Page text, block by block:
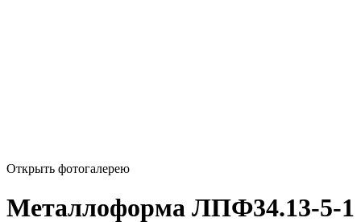
Открыть фотогалерею
Металлоформа ЛПФ34.13-5-1